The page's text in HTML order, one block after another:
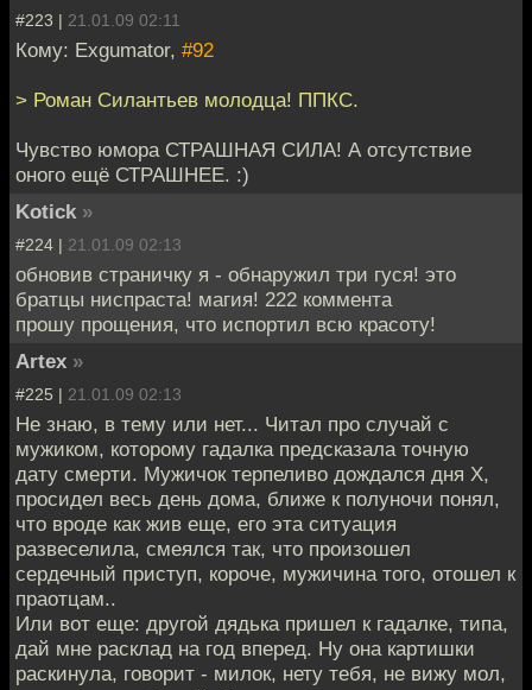
#223 | 21.01.09 02:11
Кому: Exgumator, #92
> Роман Силантьев молодца! ППКС.
Чувство юмора СТРАШНАЯ СИЛА! А отсутствие
оного ещё СТРАШНЕЕ. :)
Kotick »
#224 | 21.01.09 02:13
обновив страничку я - обнаружил три гуся! это
братцы ниспраста! магия! 222 коммента
прошу прощения, что испортил всю красоту!
Artex »
#225 | 21.01.09 02:13
Не знаю, в тему или нет... Читал про случай с
мужиком, которому гадалка предсказала точную
дату смерти. Мужичок терпеливо дождался дня Х,
просидел весь день дома, ближе к полуночи понял,
что вроде как жив еще, его эта ситуация
развеселила, смеялся так, что произошел
сердечный приступ, короче, мужичина того, отошел к
праотцам..
Или вот еще: другой дядька пришел к гадалке, типа,
дай мне расклад на год вперед. Ну она картишки
раскинула, говорит - милок, нету тебя, не вижу мол,